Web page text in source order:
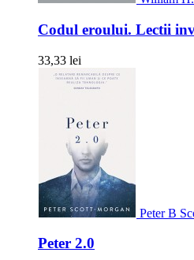
Codul eroului. Lectii
33,33 lei
Peter B
Peter 2.0